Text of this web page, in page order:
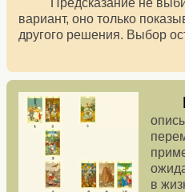
вариант, оно только
другого решения. Выбор
в